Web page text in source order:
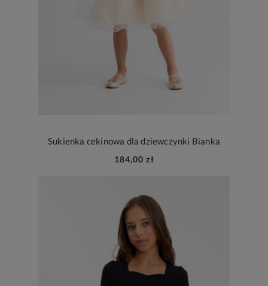
Sukienka cekinowa dla dziewczynki Bianka
184,00 zł